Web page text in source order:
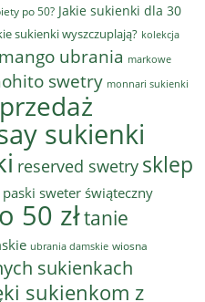
po 50? Jakie sukienki dla 30
sukienki wyszczuplają? kolekcja
mango ubrania markowe
swetry monnari sukienki
sukienki
reserved swetry sklep
sweter świąteczny
50 złtanie
ubrania damskie wiosna
sukienkach
sukienkom z